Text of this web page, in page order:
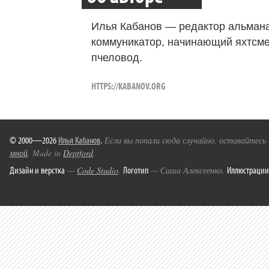
Илья Кабанов — редактор
коммуникатор, начинающий
пчеловод.
HTTPS://KABANOV.ORG
© 2000—2026 Илья Кабанов. Если вы попали сюда случайно,
мной. Made in Deptford.
Дизайн и верстка — Code Studio. Логотип — Саша Алексеенко. Иллюстрации